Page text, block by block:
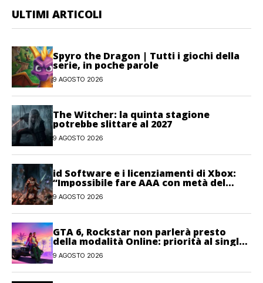
ULTIMI ARTICOLI
Spyro the Dragon | Tutti i giochi della
serie, in poche parole
9 AGOSTO 2026
The Witcher: la quinta stagione
potrebbe slittare al 2027
9 AGOSTO 2026
id Software e i licenziamenti di Xbox:
“Impossibile fare AAA con metà del
personale”
9 AGOSTO 2026
GTA 6, Rockstar non parlerà presto
della modalità Online: priorità al single-
player
9 AGOSTO 2026